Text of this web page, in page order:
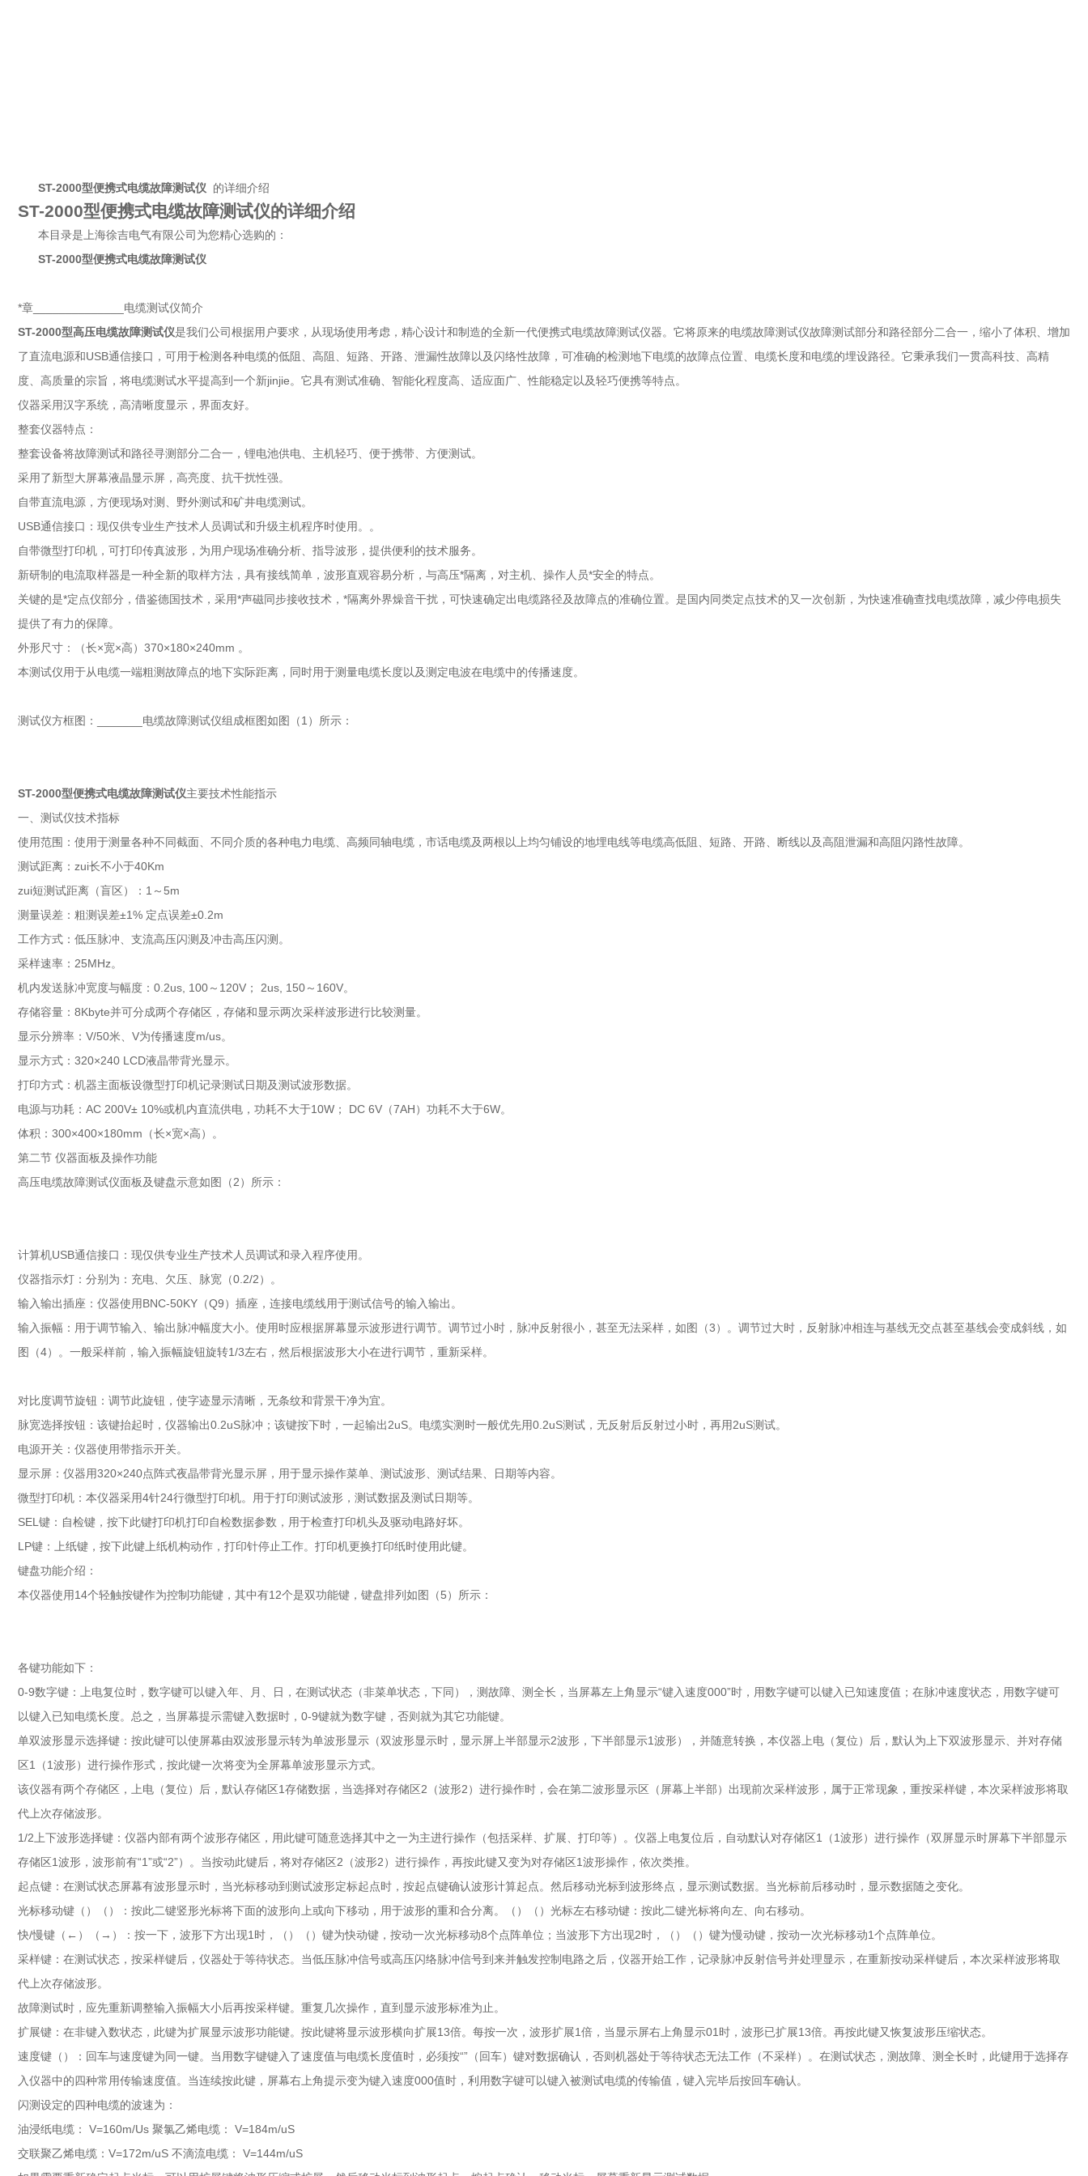
ST-2000型便携式电缆故障测试仪 的详细介绍
ST-2000型便携式电缆故障测试仪的详细介绍
本目录是上海徐吉电气有限公司为您精心选购的：
ST-2000型便携式电缆故障测试仪
*章______________电缆测试仪简介
ST-2000型高压电缆故障测试仪是我们公司根据用户要求，从现场使用考虑，精心设计和制造的全新一代便携式电缆故障测试仪器。它将原来的电缆故障测试仪故障测试部分和路径部分二合一，缩小了体积、增加
了直流电源和USB通信接口，可用于检测各种电缆的低阻、高阻、短路、开路、泄漏性故障以及闪络性故障，可准确的检测地下电缆的故障点位置、电缆长度和电缆的埋设路径。它秉承我们一贯高科技、高精
度、高质量的宗旨，将电缆测试水平提高到一个新jinjie。它具有测试准确、智能化程度高、适应面广、性能稳定以及轻巧便携等特点。
仪器采用汉字系统，高清晰度显示，界面友好。
整套仪器特点：
整套设备将故障测试和路径寻测部分二合一，锂电池供电、主机轻巧、便于携带、方便测试。
采用了新型大屏幕液晶显示屏，高亮度、抗干扰性强。
自带直流电源，方便现场对测、野外测试和矿井电缆测试。
USB通信接口：现仅供专业生产技术人员调试和升级主机程序时使用。。
自带微型打印机，可打印传真波形，为用户现场准确分析、指导波形，提供便利的技术服务。
新研制的电流取样器是一种全新的取样方法，具有接线简单，波形直观容易分析，与高压*隔离，对主机、操作人员*安全的特点。
关键的是*定点仪部分，借鉴德国技术，采用*声磁同步接收技术，*隔离外界燥音干扰，可快速确定出电缆路径及故障点的准确位置。是国内同类定点技术的又一次创新，为快速准确查找电缆故障，减少停电损失
提供了有力的保障。
外形尺寸：（长×宽×高）370×180×240mm 。
本测试仪用于从电缆一端粗测故障点的地下实际距离，同时用于测量电缆长度以及测定电波在电缆中的传播速度。
测试仪方框图：_______电缆故障测试仪组成框图如图（1）所示：
ST-2000型便携式电缆故障测试仪主要技术性能指示
一、测试仪技术指标
使用范围：使用于测量各种不同截面、不同介质的各种电力电缆、高频同轴电缆，市话电缆及两根以上均匀铺设的地埋电线等电缆高低阻、短路、开路、断线以及高阻泄漏和高阻闪路性故障。
测试距离：zui长不小于40Km
zui短测试距离（盲区）：1～5m
测量误差：粗测误差±1% 定点误差±0.2m
工作方式：低压脉冲、支流高压闪测及冲击高压闪测。
采样速率：25MHz。
机内发送脉冲宽度与幅度：0.2us, 100～120V； 2us, 150～160V。
存储容量：8Kbyte并可分成两个存储区，存储和显示两次采样波形进行比较测量。
显示分辨率：V/50米、V为传播速度m/us。
显示方式：320×240 LCD液晶带背光显示。
打印方式：机器主面板设微型打印机记录测试日期及测试波形数据。
电源与功耗：AC 200V± 10%或机内直流供电，功耗不大于10W； DC 6V（7AH）功耗不大于6W。
体积：300×400×180mm（长×宽×高）。
第二节 仪器面板及操作功能
高压电缆故障测试仪面板及键盘示意如图（2）所示：
计算机USB通信接口：现仅供专业生产技术人员调试和录入程序使用。
仪器指示灯：分别为：充电、欠压、脉宽（0.2/2）。
输入输出插座：仪器使用BNC-50KY（Q9）插座，连接电缆线用于测试信号的输入输出。
输入振幅：用于调节输入、输出脉冲幅度大小。使用时应根据屏幕显示波形进行调节。调节过小时，脉冲反射很小，甚至无法采样，如图（3）。调节过大时，反射脉冲相连与基线无交点甚至基线会变成斜线，如
图（4）。一般采样前，输入振幅旋钮旋转1/3左右，然后根据波形大小在进行调节，重新采样。
对比度调节旋钮：调节此旋钮，使字迹显示清晰，无条纹和背景干净为宜。
脉宽选择按钮：该键抬起时，仪器输出0.2uS脉冲；该键按下时，一起输出2uS。电缆实测时一般优先用0.2uS测试，无反射后反射过小时，再用2uS测试。
电源开关：仪器使用带指示开关。
显示屏：仪器用320×240点阵式夜晶带背光显示屏，用于显示操作菜单、测试波形、测试结果、日期等内容。
微型打印机：本仪器采用4针24行微型打印机。用于打印测试波形，测试数据及测试日期等。
SEL键：自检键，按下此键打印机打印自检数据参数，用于检查打印机头及驱动电路好坏。
LP键：上纸键，按下此键上纸机构动作，打印针停止工作。打印机更换打印纸时使用此键。
键盘功能介绍：
本仪器使用14个轻触按键作为控制功能键，其中有12个是双功能键，键盘排列如图（5）所示：
各键功能如下：
0-9数字键：上电复位时，数字键可以键入年、月、日，在测试状态（非菜单状态，下同），测故障、测全长，当屏幕左上角显示“键入速度000”时，用数字键可以键入已知速度值；在脉冲速度状态，用数字键可
以键入已知电缆长度。总之，当屏幕提示需键入数据时，0-9键就为数字键，否则就为其它功能键。
单双波形显示选择键：按此键可以使屏幕由双波形显示转为单波形显示（双波形显示时，显示屏上半部显示2波形，下半部显示1波形），并随意转换，本仪器上电（复位）后，默认为上下双波形显示、并对存储
区1（1波形）进行操作形式，按此键一次将变为全屏幕单波形显示方式。
该仪器有两个存储区，上电（复位）后，默认存储区1存储数据，当选择对存储区2（波形2）进行操作时，会在第二波形显示区（屏幕上半部）出现前次采样波形，属于正常现象，重按采样键，本次采样波形将取
代上次存储波形。
1/2上下波形选择键：仪器内部有两个波形存储区，用此键可随意选择其中之一为主进行操作（包括采样、扩展、打印等）。仪器上电复位后，自动默认对存储区1（1波形）进行操作（双屏显示时屏幕下半部显示
存储区1波形，波形前有“1”或“2”）。当按动此键后，将对存储区2（波形2）进行操作，再按此键又变为对存储区1波形操作，依次类推。
起点键：在测试状态屏幕有波形显示时，当光标移动到测试波形定标起点时，按起点键确认波形计算起点。然后移动光标到波形终点，显示测试数据。当光标前后移动时，显示数据随之变化。
光标移动键（）（）：按此二键竖形光标将下面的波形向上或向下移动，用于波形的重和合分离。（）（）光标左右移动键：按此二键光标将向左、向右移动。
快/慢键（←）（→）：按一下，波形下方出现1时，（）（）键为快动键，按动一次光标移动8个点阵单位；当波形下方出现2时，（）（）键为慢动键，按动一次光标移动1个点阵单位。
采样键：在测试状态，按采样键后，仪器处于等待状态。当低压脉冲信号或高压闪络脉冲信号到来并触发控制电路之后，仪器开始工作，记录脉冲反射信号并处理显示，在重新按动采样键后，本次采样波形将取
代上次存储波形。
故障测试时，应先重新调整输入振幅大小后再按采样键。重复几次操作，直到显示波形标准为止。
扩展键：在非键入数状态，此键为扩展显示波形功能键。按此键将显示波形横向扩展13倍。每按一次，波形扩展1倍，当显示屏右上角显示01时，波形已扩展13倍。再按此键又恢复波形压缩状态。
速度键（）：回车与速度键为同一键。当用数字键键入了速度值与电缆长度值时，必须按“”（回车）键对数据确认，否则机器处于等待状态无法工作（不采样）。在测试状态，测故障、测全长时，此键用于选择存
入仪器中的四种常用传输速度值。当连续按此键，屏幕右上角提示变为键入速度000值时，利用数字键可以键入被测试电缆的传输值，键入完毕后按回车确认。
闪测设定的四种电缆的波速为：
油浸纸电缆： V=160m/Us 聚氯乙烯电缆： V=184m/uS
交联聚乙烯电缆：V=172m/uS 不滴流电缆： V=144m/uS